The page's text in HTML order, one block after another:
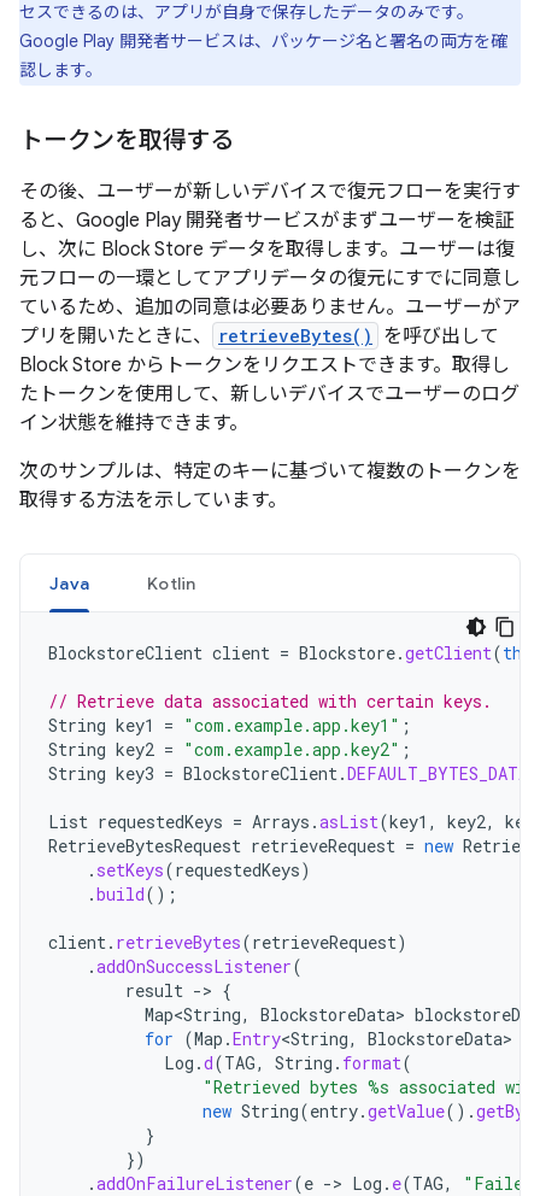
セスできるのは、アプリが自身で保存したデータのみです。
Google Play 開発者サービスは、パッケージ名と署名の両方を確
認します。
トークンを取得する
その後、ユーザーが新しいデバイスで復元フローを実行す
ると、Google Play 開発者サービスがまずユーザーを検証
し、次に Block Store データを取得します。ユーザーは復
元フローの一環としてアプリデータの復元にすでに同意し
ているため、追加の同意は必要ありません。ユーザーがア
プリを開いたときに、
retrieveBytes()
を呼び出して
Block Store からトークンをリクエストできます。取得し
たトークンを使用して、新しいデバイスでユーザーのログ
イン状態を維持できます。
次のサンプルは、特定のキーに基づいて複数のトークンを
取得する方法を示しています。
Java Kotlin
BlockstoreClient client = Blockstore.getClient(this
// Retrieve data associated with certain keys.
String key1 = "com.example.app.key1" ;
String key2 = "com.example.app.key2" ;
String key3 = BlockstoreClient.
List requestedKeys = Arrays .asList(key1 , key2,
RetrieveBytesRequest retrieveRequest = new
. setKeys(requestedKeys)
.build();
client. retrieveBytes(retrieveRequest)
.addOnSuccessListener(
result -> {
Map<String, BlockstoreData>
for (Map .Entry<String, BlockstoreData>
Log .d(TAG, String . format(
"Retrieved bytes %s associated
new String(entry.getValue().
}
})
.addOnFailureListener(e -> Log . e(TAG,